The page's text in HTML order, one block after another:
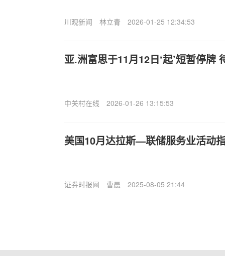
川观新闻 林立青 2026-01-25 12:34:53
亚.洲富思于11月12日‘起’短暂停牌
中关村在线 2026-01-26 13:15:53
美国10月达拉斯—联储服务业活动
证券时报网 曹晨 2025-08-05 21:44